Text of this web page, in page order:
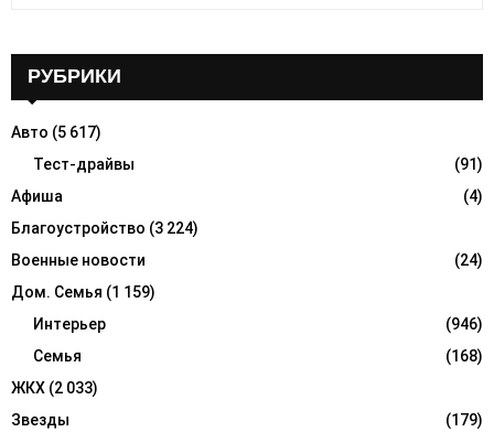
o
R
C
H
РУБРИКИ
Авто (5 617)
Тест-драйвы
(91)
Афиша
(4)
Благоустройство (3 224)
Военные новости
(24)
Дом. Семья (1 159)
Интерьер
(946)
Семья
(168)
ЖКХ (2 033)
Звезды
(179)